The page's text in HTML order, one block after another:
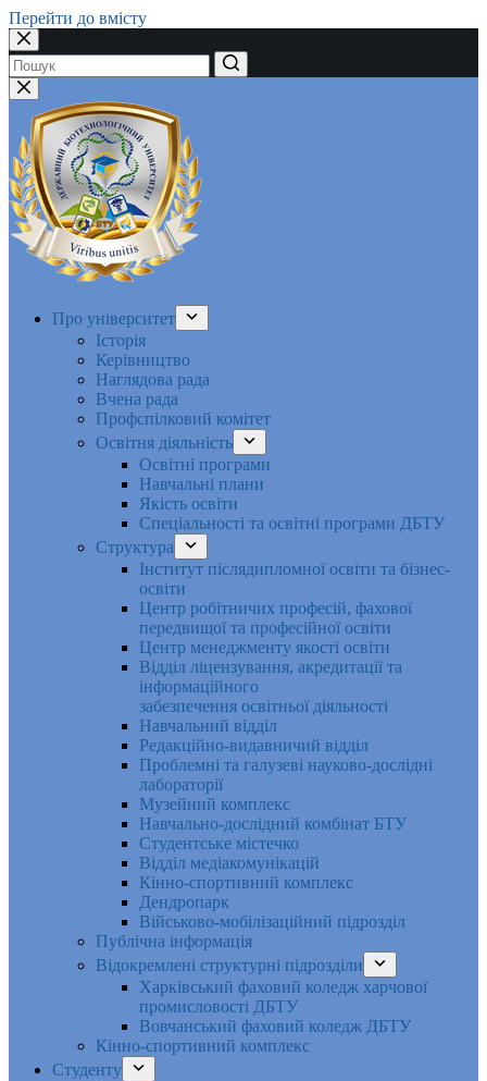
Перейти до вмісту
Немає
результатів
Про університет
Історія
Керівництво
Наглядова рада
Вчена рада
Профспілковий комітет
Освітня діяльність
Освітні програми
Навчальні плани
Якість освіти
Спеціальності та освітні програми ДБТУ
Структура
Інститут післядипломної освіти та бізнес-
освіти
Центр робітничих професій, фахової
передвищої та професійної освіти
Центр менеджменту якості освіти
Відділ ліцензування, акредитації та
інформаційного
забезпечення освітньої діяльності
Навчальний відділ
Редакційно-видавничий відділ
Проблемні та галузеві науково-дослідні
лабораторії
Музейний комплекс
Навчально-дослідний комбінат БТУ
Студентське містечко
Відділ медіакомунікацій
Кінно-спортивний комплекс
Дендропарк
Військово-мобілізаційний підрозділ
Публічна інформація
Відокремлені структурні підрозділи
Харківський фаховий коледж харчової
промисловості ДБТУ
Вовчанський фаховий коледж ДБТУ
Кінно-спортивний комплекс
Студенту